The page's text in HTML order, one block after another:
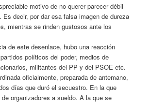
motivo de no querer parecer débil
decir, por dar esa falsa imagen de dureza
mientras se rinden gustosos ante los
de este desenlace, hubo una reacción
políticos del poder, medios de
militantes del PP y del PSOE etc.
oficialmente, preparada de antemano,
días que duró el secuestro. En la que
organizadores a sueldo. A la que se